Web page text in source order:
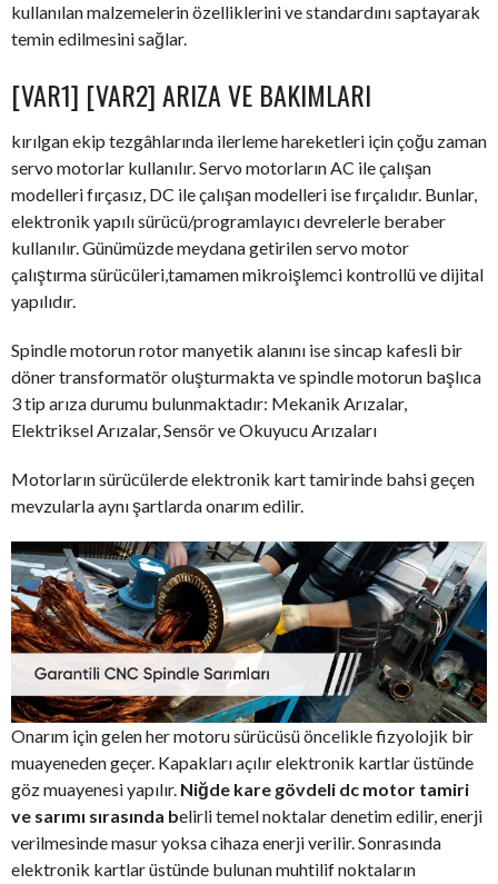
kullanılan malzemelerin özelliklerini ve standardını saptayarak
temin edilmesini sağlar.
[VAR1] [VAR2] ARIZA VE BAKIMLARI
kırılgan ekip tezgâhlarında ilerleme hareketleri için çoğu zaman
servo motorlar kullanılır. Servo motorların AC ile çalışan
modelleri fırçasız, DC ile çalışan modelleri ise fırçalıdır. Bunlar,
elektronik yapılı sürücü/programlayıcı devrelerle beraber
kullanılır. Günümüzde meydana getirilen servo motor
çalıştırma sürücüleri,tamamen mikroişlemci kontrollü ve dijital
yapılıdır.
Spindle motorun rotor manyetik alanını ise sincap kafesli bir
döner transformatör oluşturmakta ve spindle motorun başlıca
3 tip arıza durumu bulunmaktadır: Mekanik Arızalar,
Elektriksel Arızalar, Sensör ve Okuyucu Arızaları
Motorların sürücülerde elektronik kart tamirinde bahsi geçen
mevzularla aynı şartlarda onarım edilir.
Onarım için gelen her motoru sürücüsü öncelikle fizyolojik bir
muayeneden geçer. Kapakları açılır elektronik kartlar üstünde
göz muayenesi yapılır. Niğde kare gövdeli dc motor tamiri
ve sarımı sırasında belirli temel noktalar denetim edilir, enerji
verilmesinde masur yoksa cihaza enerji verilir. Sonrasında
elektronik kartlar üstünde bulunan muhtilif noktaların